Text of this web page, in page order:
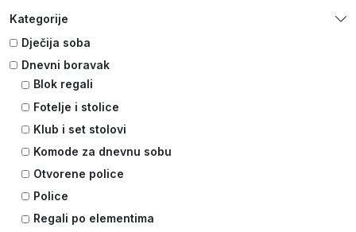
Kategorije
Dječija soba
Dnevni boravak
Blok regali
Fotelje i stolice
Klub i set stolovi
Komode za dnevnu sobu
Otvorene police
Police
Regali po elementima